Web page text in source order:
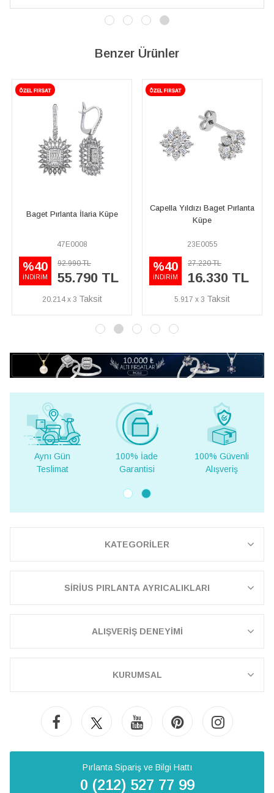
Benzer Ürünler
Capella Yıldızı Baget Pırlanta
23E0055
%40
İNDİRİM
27.220 TL
16.330 TL
5.917 x 3
Baget Pırlanta Helia Küpe
47E0007
%40
İNDİRİM
106.260 TL
63.760 TL
23.102 x 3
100% İade
Garantisi
100% Güvenli
Alışveriş
Yurt Dışına
Teslimat
KATEGORİLER
SİRİUS PIRLANTA AYRICALIKLARI
ALIŞVERİŞ DENEYİMİ
KURUMSAL
Pırlanta Sipariş ve Bilgi Hattı
0 (212) 527 77 99